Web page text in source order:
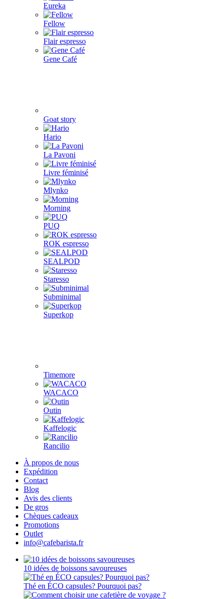
Eureka
Fellow
Flair espresso
Gene Café
Goat story
Hario
La Pavoni
Livre féminisé
Mlynko
Morning
PUQ
ROK espresso
SEALPOD
Staresso
Subminimal
Superkop
Timemore
WACACO
Outin
Kaffelogic
Rancilio
À propos de nous
Expédition
Contact
Blog
Avis des clients
De gros
Chèques cadeaux
Promotions
Outlet
info@cafebarista.fr
10 idées de boissons savoureuses
Thé en ÉCO capsules? Pourquoi pas?